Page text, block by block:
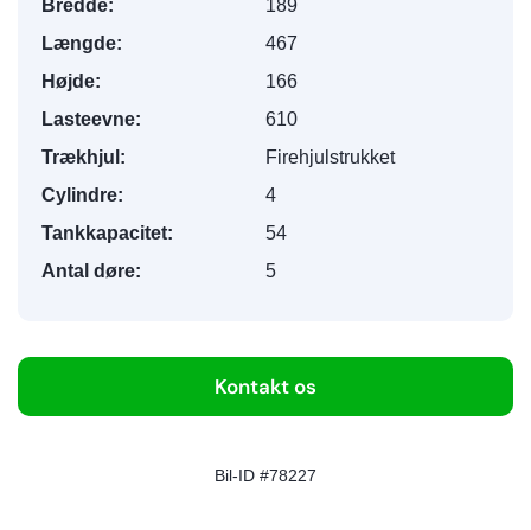
Bredde:
189
Længde:
467
Højde:
166
Lasteevne:
610
Trækhjul:
Firehjulstrukket
Cylindre:
4
Tankkapacitet:
54
Antal døre:
5
Kontakt os
Bil-ID #78227